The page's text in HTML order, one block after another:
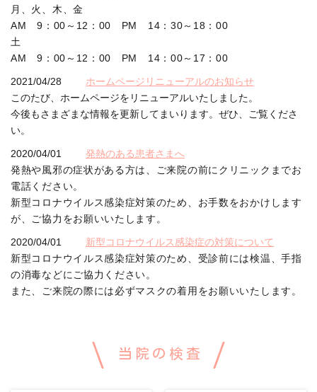
月、火、木、金
AM 9：00～12：00 PM 14：30～18：00
土
AM 9：00～12：00 PM 14：00～17：00
2021/04/28
ホームページリニューアルのお知らせ
このたび、ホームページをリニューアルいたしました。
今後もさまざまな情報を更新してまいります。ぜひ、ご覧くださ
い。
2020/04/01
発熱のある患者さまへ
発熱や風邪の症状がある方は、ご来院の前にクリニックまでお
電話ください。
新型コロナウイルス感染症対策のため、お手数をおかけします
が、ご協力をお願いいたします。
2020/04/01
新型コロナウイルス感染症の対策について
新型コロナウイルス感染症対策のため、受診前には検温、手指
の消毒などにご協力ください。
また、ご来院の際には必ずマスクの着用をお願いいたします。
当院の検査